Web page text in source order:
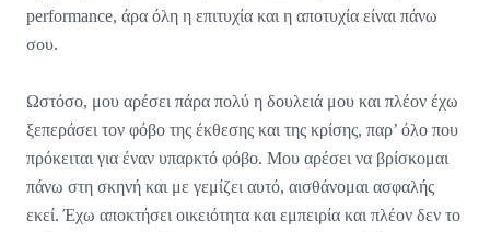
performance, άρα όλη η επιτυχία και η αποτυχία είναι πάνω
σου.
Ωστόσο, μου αρέσει πάρα πολύ η δουλειά μου και πλέον έχω
ξεπεράσει τον φόβο της έκθεσης και της κρίσης, παρ’ όλο που
πρόκειται για έναν υπαρκτό φόβο. Μου αρέσει να βρίσκομαι
πάνω στη σκηνή και με γεμίζει αυτό, αισθάνομαι ασφαλής
εκεί. Έχω αποκτήσει οικειότητα και εμπειρία και πλέον δεν το